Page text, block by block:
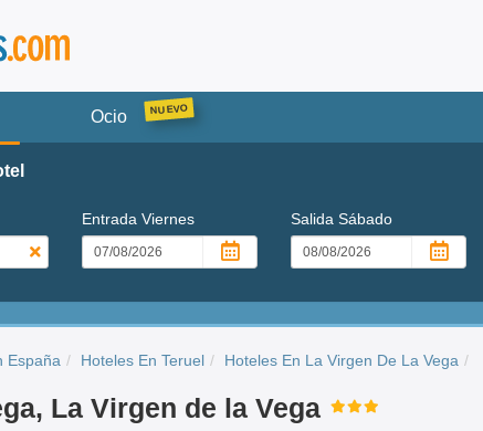
Ocio
Entrada Viernes SalidaSábado
España Hoteles En Teruel Hoteles En La Virgen De La Vega
La Virgen de la Vega